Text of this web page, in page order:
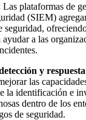
Las plataformas de
(SIEM)
seguridad,
a las
y
las
la identificación e
dentro de los
de seguridad.